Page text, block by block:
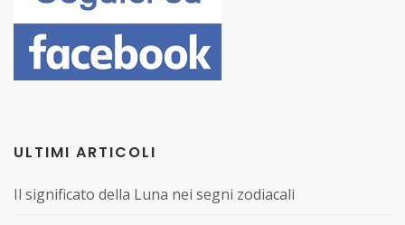
ULTIMI ARTICOLI
Il significato della Luna nei segni zodiacali